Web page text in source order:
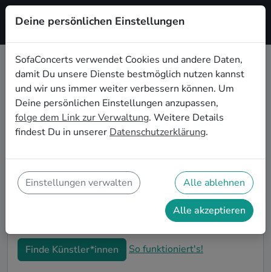
Registrieren
Welt- Live-Musik für die
Einweihungsparty in San Francisco
Du bist gerade in Deine neue Wohnung eingezogen
und möchtest jetzt die ersten Erinnerungen formen?
Einweihungsparty in San Francisco kannst Du Dir
sicher sein, dass Deine Wohnung im richtigen Glanz
erstrahlt. Auf SofaConcerts findest Du professionelle
und authentische Live-Acts, die perfekt auf Deine
Einweihungsparty in San Francisco passen.
Finde Künstler*innen So funktioniert's!
Deine persönlichen Einstellungen
SofaConcerts verwendet Cookies und andere Daten,
damit Du unsere Dienste bestmöglich nutzen kannst
und wir uns immer weiter verbessern können. Um
Deine persönlichen Einstellungen anzupassen,
folge dem Link zur Verwaltung. Weitere Details
findest Du in unserer Datenschutzerklärung.
Einstellungen verwalten Alle ablehnen
Alle akzeptieren